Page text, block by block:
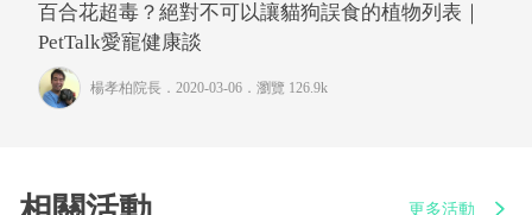
百合花超毒？絕對不可以讓貓狗誤食的植物列表｜
PetTalk愛寵健康談
楊孝柏院長 ．2020-03-06． 瀏覽 126.9k
更多活動